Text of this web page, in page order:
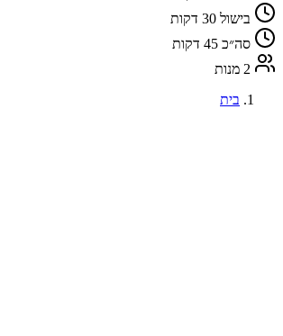
בישול
סה״כ
2 מנות
בית